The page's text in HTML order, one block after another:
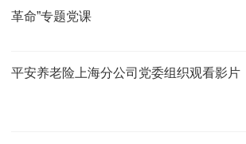
革命”专题党课
平安养老险上海分公司党委组织观看影片